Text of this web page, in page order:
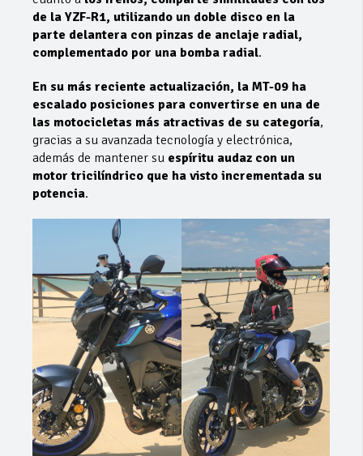
de la YZF-R1, utilizando un doble disco en la
parte delantera con pinzas de anclaje radial,
complementado por una bomba radial.
En su más reciente actualización, la MT-09 ha
escalado posiciones para convertirse en una de
las motocicletas más atractivas de su categoría,
gracias a su avanzada tecnología y electrónica,
además de mantener su espíritu audaz con un
motor tricilíndrico que ha visto incrementada su
potencia.